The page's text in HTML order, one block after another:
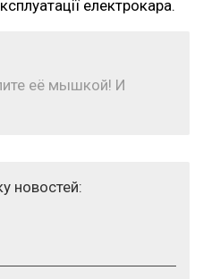
електрокара.
её мышкой! И
новостей: